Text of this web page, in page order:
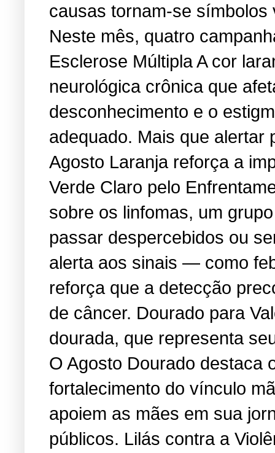
causas tornam-se símbolos
Neste mês, quatro
Esclerose Múltipla A cor
neurológica crônica que
desconhecimento e o
adequado. Mais que
Agosto Laranja reforça a
Verde Claro pelo
sobre os linfomas, um
passar despercebidos ou
alerta aos sinais — como
reforça que a detecção
de câncer. Dourado para
dourada, que representa
O Agosto Dourado destaca
fortalecimento do vínculo
apoiem as mães em sua
públicos. Lilás contra a